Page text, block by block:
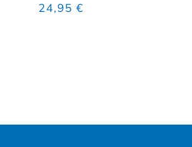
Normaler Preis
24,95 €